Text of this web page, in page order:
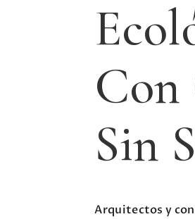
Con
Sin
Arquitectos y